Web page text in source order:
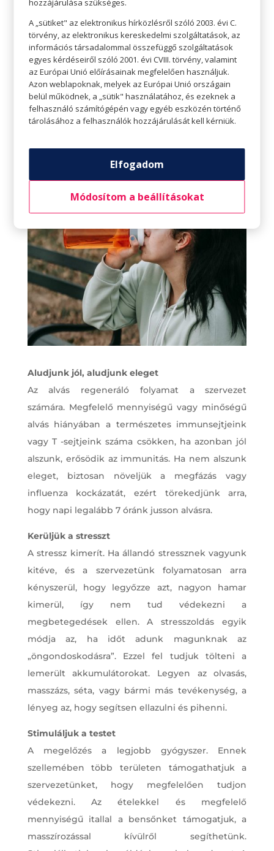
általános jó egészség megőrzéséhez, beleértve
az egészséges immunrendszert.
Ilyenkor ősszel elő lehet venni a futócipőt,
kerékpárt, egyéb sporteszközöket, ki lehet
menni a természetbe és lehet aktívan mozogni.
Aki nem akar a szabadban edzeni, mehet
edzőterembe, uszodába is. A lényeg, hogy a sport
csak a közérzetünk lesz jobb, de az
immunrendszerünk is erősödik.
Aludjunk jól, aludjunk eleget
Az alvás regeneráló folyamat a szervezet
számára. Megfelelő mennyiségű vagy minőségű
alvás hiányában a természetes immunsejtjeink
vagy T -sejtjeink száma csökken, ha azonban jól
alszunk, erősödik az immunitás. Ha nem alszunk
eleget, biztosan növeljük a megfázás vagy
influenza kockázatát, ezért törekedjünk arra,
hogy napi legalább 7 óránk jusson alvásra.
Kerüljük a stresszt
A stressz kimerít. Ha állandó stressznek vagyunk
kitéve, és a szervezetünk folyamatosan arra
kényszerül, hogy legyőzze azt, nagyon hamar
kimerül, így nem tud védekezni a
megbetegedések ellen. A stresszoldás egyik
módja az, ha időt adunk magunknak az
„öngondoskodásra”. Ezzel fel tudjuk tölteni a
lemerült akkumulátorokat. Legyen az olvasás,
masszázs, séta, vagy bármi más tevékenység, a
lényeg az, hogy segítsen ellazulni és pihenni.
Stimuláljuk a testet
A megelőzés a legjobb gyógyszer. Ennek
szellemében több területen támogathatjuk a
szervezetünket, hogy megfelelően tudjon
védekezni. Az ételekkel és megfelelő
mennyiségű itallal a bensőnket támogatjuk, a
masszírozással kívülről segíthetünk.
hozzájárulása szükséges.
A „sütiket" az elektronikus hírközlésről szóló 2003. évi C.
törvény, az elektronikus kereskedelmi szolgáltatások, az
információs társadalommal összefüggő szolgáltatások
egyes kérdéseiről szóló 2001. évi CVIII. törvény, valamint
az Európai Unió előírásainak megfelelően használjuk.
Azon weblapoknak, melyek az Európai Unió országain
belül működnek, a „sütik" használatához, és ezeknek a
felhasználó számítógépén vagy egyéb eszközén történő
tárolásához a felhasználók hozzájárulását kell kérniük.
Elfogadom
Módosítom a beállításokat